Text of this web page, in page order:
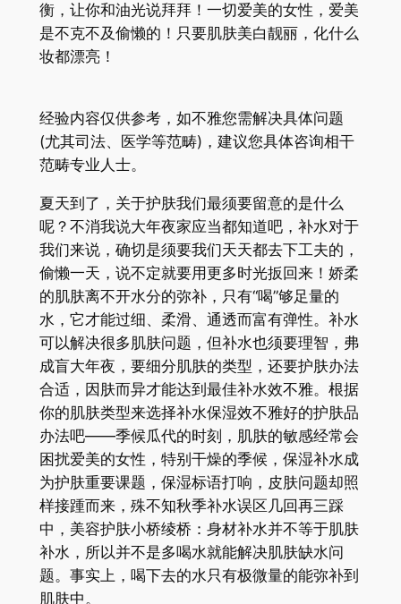
衡，让你和油光说拜拜！一切爱美的女性，爱美
是不克不及偷懒的！只要肌肤美白靓丽，化什么
妆都漂亮！
经验内容仅供参考，如不雅您需解决具体问题
(尤其司法、医学等范畴)，建议您具体咨询相干
范畴专业人士。
夏天到了，关于护肤我们最须要留意的是什么
呢？不消我说大年夜家应当都知道吧，补水对于
我们来说，确切是须要我们天天都去下工夫的，
偷懒一天，说不定就要用更多时光扳回来！娇柔
的肌肤离不开水分的弥补，只有“喝”够足量的
水，它才能过细、柔滑、通透而富有弹性。补水
可以解决很多肌肤问题，但补水也须要理智，弗
成盲大年夜，要细分肌肤的类型，还要护肤办法
合适，因肤而异才能达到最佳补水效不雅。根据
你的肌肤类型来选择补水保湿效不雅好的护肤品
办法吧——季候瓜代的时刻，肌肤的敏感经常会
困扰爱美的女性，特别干燥的季候，保湿补水成
为护肤重要课题，保湿标语打响，皮肤问题却照
样接踵而来，殊不知秋季补水误区几回再三踩
中，美容护肤小桥绫桥：身材补水并不等于肌肤
补水，所以并不是多喝水就能解决肌肤缺水问
题。事实上，喝下去的水只有极微量的能弥补到
肌肤中。